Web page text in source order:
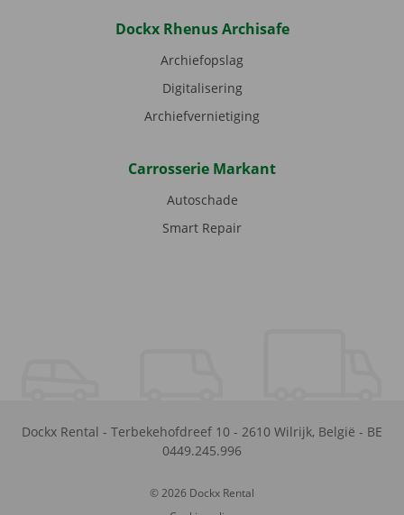
Dockx Rhenus Archisafe
Archiefopslag
Digitalisering
Archiefvernietiging
Carrosserie Markant
Autoschade
Smart Repair
Dockx Rental - Terbekehofdreef 10 - 2610 Wilrijk, België - BE
0449.245.996
© 2026 Dockx Rental